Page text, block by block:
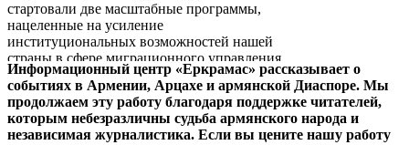
стартовали две масштабные программы,
нацеленные на усиление
институциональных возможностей нашей
страны в сфере миграционного управления
и контроля, а также оказание содействия
процессам реинтеграции. Обе программы
финансируются Европейским Союзом: в
общей сложности на эти цели выделено
порядка 4 млн евро.
Информационный центр «Еркрамас» рассказывает о
событиях в Армении, Арцахе и армянской Диаспоре. Мы
продолжаем эту работу благодаря поддержке читателей,
которым небезразличны судьба армянского народа и
независимая журналистика. Если вы цените нашу работу